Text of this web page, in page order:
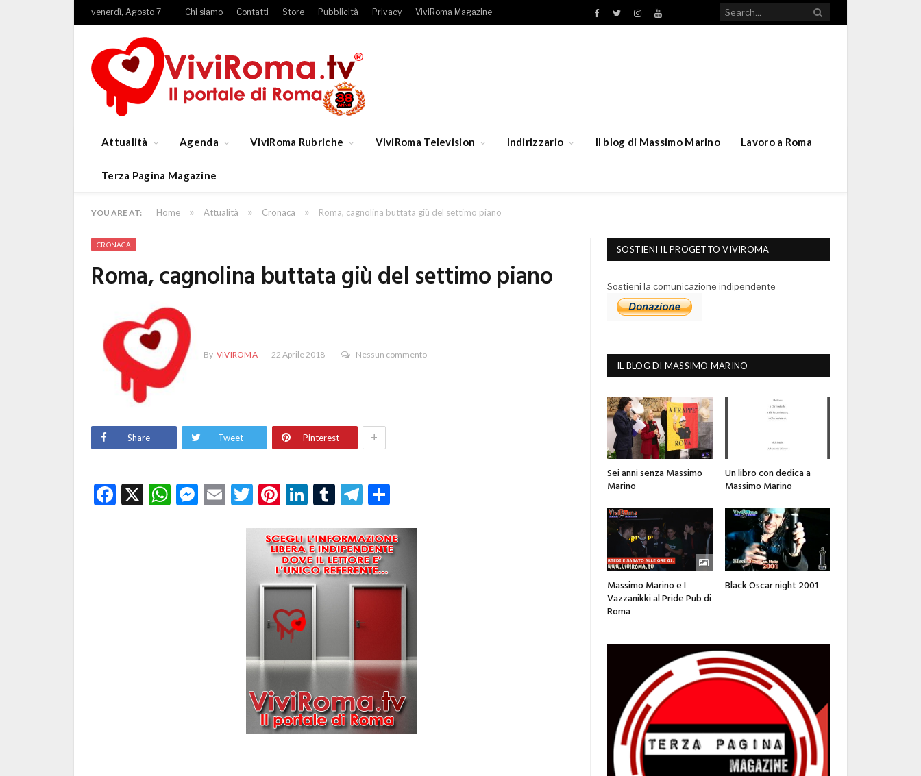
venerdì, Agosto 7 Chi siamo Contatti Store Pubblicità Privacy ViviRoma Magazine Facebook
TwitterInstagramYouTube
Attualità Agenda ViviRoma Rubriche ViviRoma Television Indirizzario Il blog di Massimo Marino Lavoro a Roma
Terza Pagina Magazine
YOU ARE AT: Home » Attualità » Cronaca » Roma, cagnolina buttata giù del settimo piano
CRONACA
Roma, cagnolina buttata giù del settimo piano
By VIVIROMA 22 Aprile 2018 Nessun commento
Share Tweet Pinterest +
Facebook
X WhatsApp
Messenger
EmailTwitter
Pinterest
LinkedIn
TumblrTelegram
SOSTIENI IL PROGETTO VIVIROMA
Sostieni la comunicazione indipendente
IL BLOG DI MASSIMO MARINO
Sei anni senza Massimo
Marino
Un libro con dedica a
Massimo Marino
Massimo Marino e I
Vazzanikki al Pride Pub di
Roma
Black Oscar night 2001